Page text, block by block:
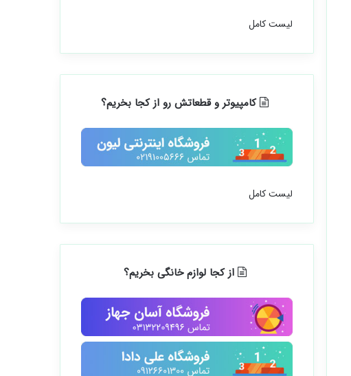
لیست کامل
کامپیوتر و قطعاتش رو از کجا بخریم؟
لیست کامل
از کجا لوازم خانگی بخریم؟